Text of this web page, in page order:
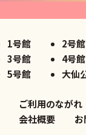
1号館
2号館
3号館
4号館
5号館
大仙
ご利用のながれ
会社概要